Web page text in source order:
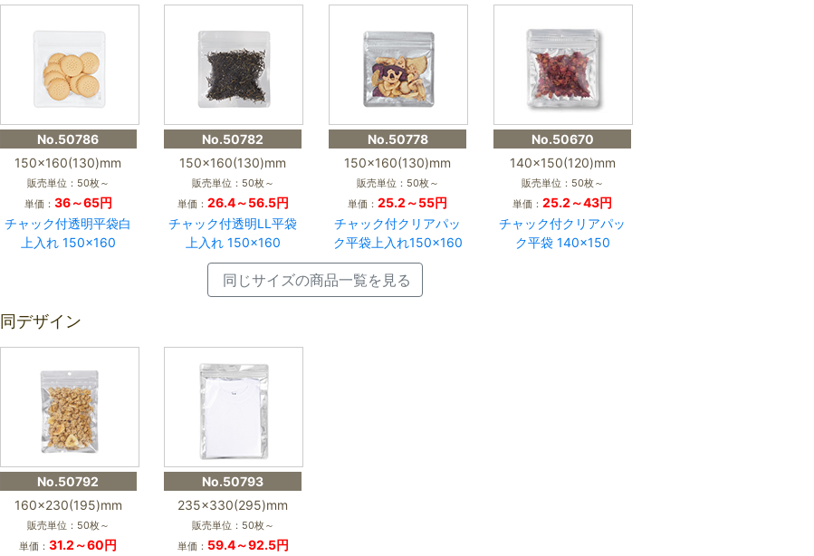
No.50786
150×160(130)mm
販売単位：50枚～
単価： 36～65円
チャック付透明平袋白
上入れ 150×160
No.50782
150×160(130)mm
販売単位：50枚～
単価： 26.4～56.5円
チャック付透明LL平袋
上入れ 150×160
No.50778
150×160(130)mm
販売単位：50枚～
単価：25.2～55円
チャック付クリアパッ
ク平袋上入れ150×160
No.50670
140×150(120)mm
販売単位：50枚～
単価：25.2～43円
チャック付クリアパッ
ク平袋 140×150
同じサイズの商品一覧を見る
同デザイン
No.50792
160×230(195)mm
販売単位：50枚～
単価：31.2～60円
No.50793
235×330(295)mm
販売単位：50枚～
単価： 59.4～92.5円